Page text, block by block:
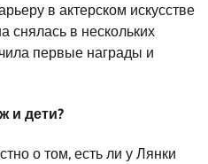
в актерском искусстве
снялась в нескольких
первые награды и
и дети?
о том, есть ли у Лянки